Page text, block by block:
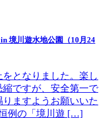
境川遊水地公園（10月24
となりました。楽し
ですが、安全第一で
ますようお願いいた
恒例の「境川遊 […]